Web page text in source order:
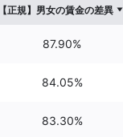
【正規】男女の賃金の差異
87.90%
84.05%
83.30%